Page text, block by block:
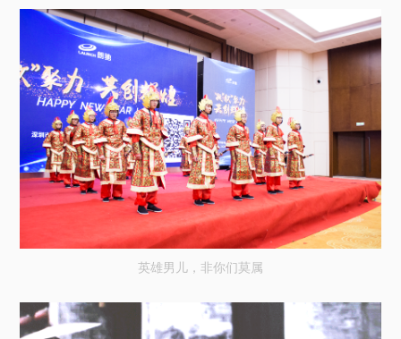
英雄男儿，非你们莫属